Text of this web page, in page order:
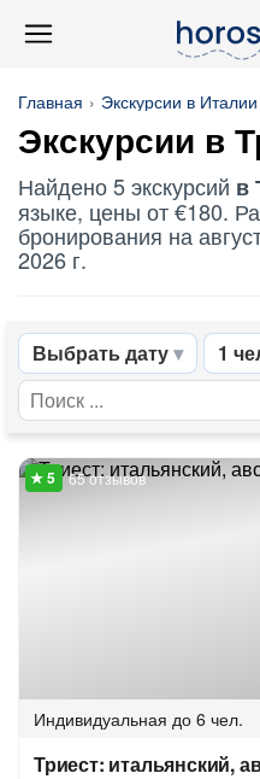
Главная Экскурсии в Италии
Экскурсии в
Найдено 5 экскурсий в
языке, цены от €180.
бронирования на
2026 г.
Выбрать дату 1
65 отзывов
Индивидуальная до 6 чел.
Триест: итальянский,